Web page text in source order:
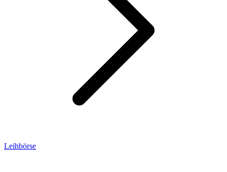
Leihbörse